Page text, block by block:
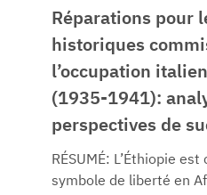
Réparations pour
historiques
l’occupation
(1935-1941):
perspectives de
RÉSUMÉ: L’Éthiopie
symbole de liberté en